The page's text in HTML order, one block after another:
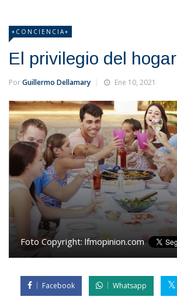
+CONCIENCIA+
El privilegio del hogar
PorGuillermo Dellamary Ene 10, 2021
Foto Copyright: lfmopinion.com
Facebook Whatsapp